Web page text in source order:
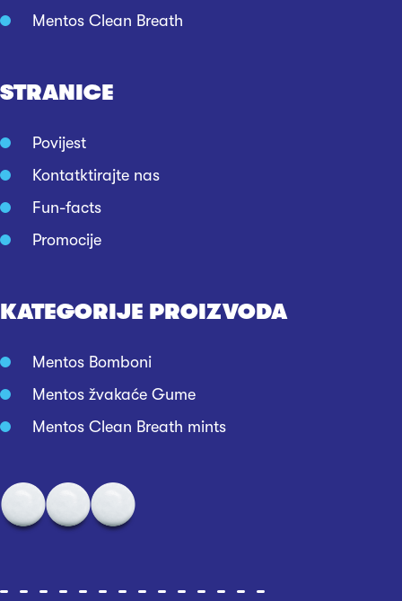
Mentos Clean Breath
STRANICE
Povijest
Kontatktirajte nas
Fun-facts
Promocije
KATEGORIJE PROIZVODA
Mentos Bomboni
Mentos žvakaće Gume
Mentos Clean Breath mints